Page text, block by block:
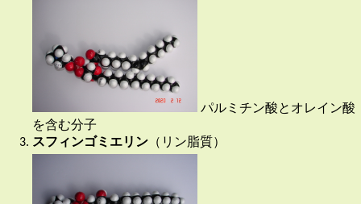
パルミチン酸とオレイン酸
を含む分子
スフィンゴミエリン （リン脂質）